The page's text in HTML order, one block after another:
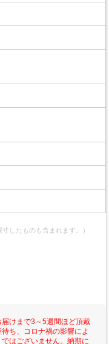
したものも含まれます。）
けまで3～5週間ほど頂戴
ち、コロナ禍の影響によ
はございません。納期に